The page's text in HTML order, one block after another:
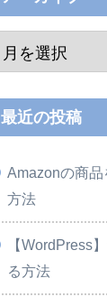
最近の投稿
Amazonの商
方法
【WordPress
る方法